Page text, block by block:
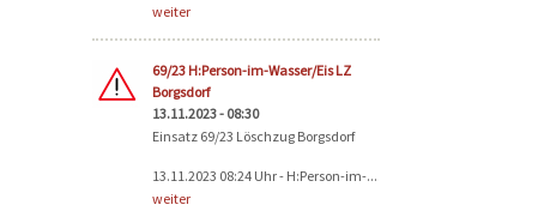
weiter
69/23 H:Person-im-Wasser/Eis LZ
Borgsdorf
13.11.2023 - 08:30
Einsatz 69/23 Löschzug Borgsdorf
13.11.2023 08:24 Uhr - H:Person-im-...
weiter